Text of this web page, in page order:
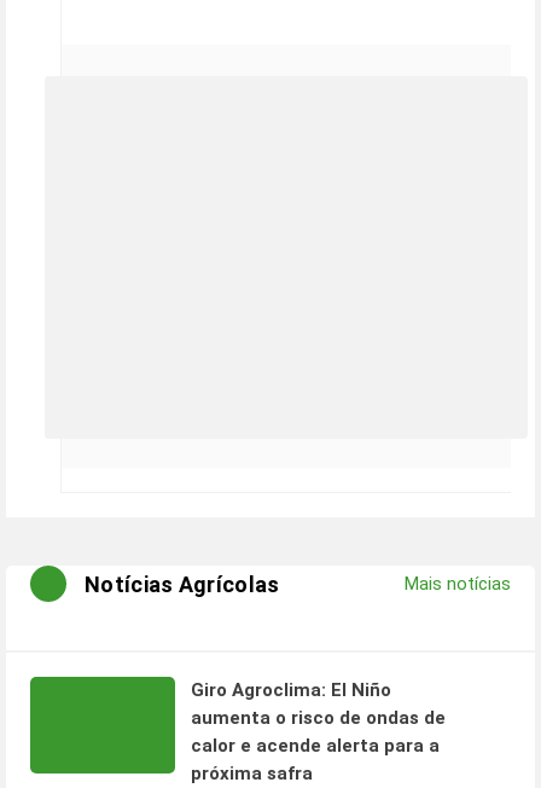
Notícias Agrícolas Mais notícias
Giro Agroclima: El Niño
aumenta o risco de ondas de
calor e acende alerta para a
próxima safra